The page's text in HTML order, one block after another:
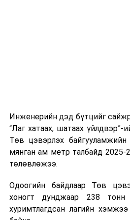
өдөр тутмын ажлын бэлэн
практик ур чадварыг
Сургалтыг танилцуулах
жишээнд суурилсан сургалт,
танилцах, онцгой нөхцөлд
онол, практик хосолсон
байна.
Инженерийн дэд бүтцийг
“Лаг хатаах, шатаах үйлдвэр”-
Төв цэвэрлэх
мянган ам метр талбайд 2025-
төлөвлөжээ.
Одоогийн байдлаар Төв
хоногт дунджаар 238 тонн
хуримтлагдсан лагийн